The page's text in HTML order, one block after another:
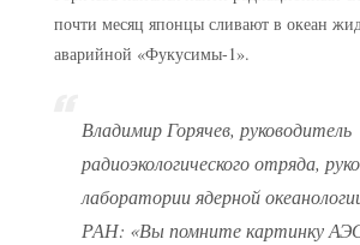
почти месяц японцы сливают в океан
аварийной «Фукусимы-1».
Владимир Горячев, руководитель
радиоэкологического отряда,
лаборатории ядерной
РАН: «Вы помните картинку